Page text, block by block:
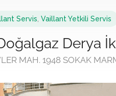
Servis Vaillant Yetkili Servis
Derya
MAH. 1948 SOKAK